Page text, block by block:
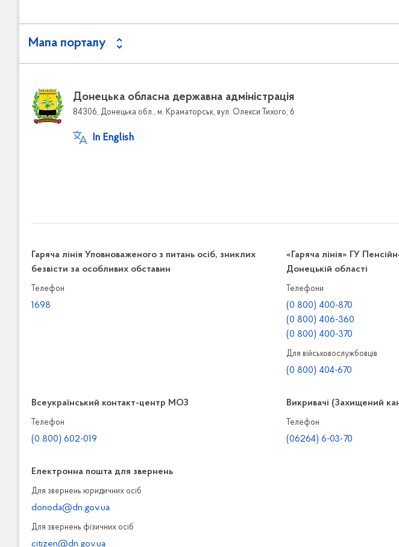
Мапа порталу
Донецька обласна державна адміністрація
84306, Донецька обл., м. Краматорськ, вул. Олекси Тихого, 6
In English
Гаряча лінія Уповноваженого з питань осіб, зниклих
безвісти за особливих обставин
Телефон
1698
«Гаряча лінія» ГУ
Донецькій області
Телефони
(0 800) 400-870
(0 800) 406-360
(0 800) 400-370
Для військовослужбовців
(0 800) 404-670
Всеукраїнський контакт-центр МОЗ
Телефон
(0 800) 602-019
Викривачі (Захищений
Телефон
(06264) 6-03-70
Електронна пошта для звернень
Для звернень юридичних осiб
donoda@dn.gov.ua
Для звернень фізичних осiб
citizen@dn.gov.ua